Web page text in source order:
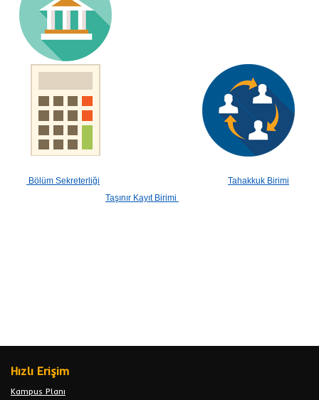
Bölüm Sekreterliği
Tahakkuk Birimi
Taşınır Kayıt Birimi
Hızlı Erişim
Kampus Planı